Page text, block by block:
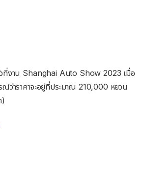
ที่งาน Shanghai Auto Show 2023 เมื่อ
ณ์ว่าราคาจะอยู่ที่ประมาณ 210,000 หยวน